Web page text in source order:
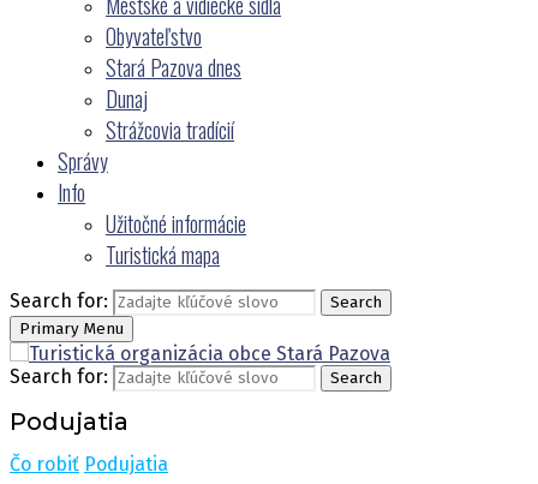
Obyvateľstvo
Stará Pazova dnes
Dunaj
Strážcovia tradícií
Správy
Info
Užitočné informácie
Turistická mapa
Search for:
Search
Primary Menu
Search for: Search
Podujatia
Čo robiť Podujatia